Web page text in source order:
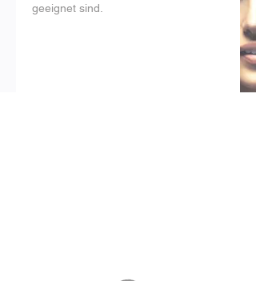
geeignet sind.